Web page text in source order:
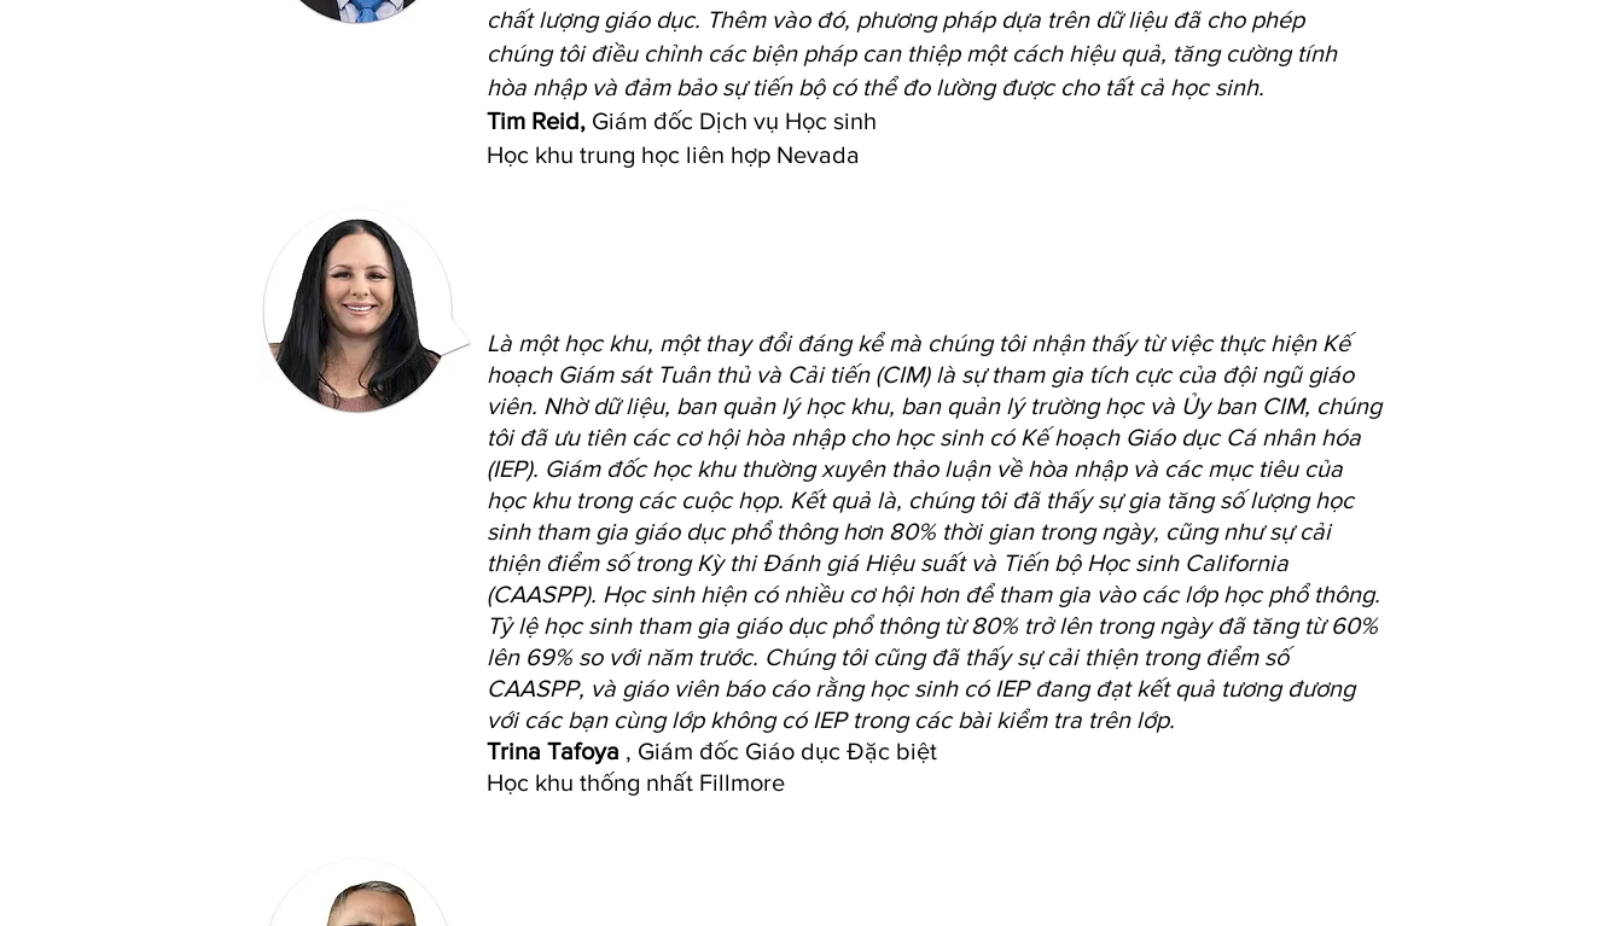
chất lượng giáo dục. Thêm vào đó, phương pháp dựa trên dữ liệu đã cho phép
chúng tôi điều chỉnh các biện pháp can thiệp một cách hiệu quả, tăng cường tính
hòa nhập và đảm bảo sự tiến bộ có thể đo lường được cho tất cả học sinh.
Tim Reid, Giám đốc Dịch vụ Học sinh
Học khu trung học liên hợp Nevada
Là một học khu, một thay đổi đáng kể mà chúng tôi nhận thấy từ việc thực hiện Kế
hoạch Giám sát Tuân thủ và Cải tiến (CIM) là sự tham gia tích cực của đội ngũ giáo
viên. Nhờ dữ liệu, ban quản lý học khu, ban quản lý trường học và Ủy ban CIM, chúng
tôi đã ưu tiên các cơ hội hòa nhập cho học sinh có Kế hoạch Giáo dục Cá nhân hóa
(IEP). Giám đốc học khu thường xuyên thảo luận về hòa nhập và các mục tiêu của
học khu trong các cuộc họp. Kết quả là, chúng tôi đã thấy sự gia tăng số lượng học
sinh tham gia giáo dục phổ thông hơn 80% thời gian trong ngày, cũng như sự cải
thiện điểm số trong Kỳ thi Đánh giá Hiệu suất và Tiến bộ Học sinh California
(CAASPP). Học sinh hiện có nhiều cơ hội hơn để tham gia vào các lớp học phổ thông.
Tỷ lệ học sinh tham gia giáo dục phổ thông từ 80% trở lên trong ngày đã tăng từ 60%
lên 69% so với năm trước. Chúng tôi cũng đã thấy sự cải thiện trong điểm số
CAASPP, và giáo viên báo cáo rằng học sinh có IEP đang đạt kết quả tương đương
với các bạn cùng lớp không có IEP trong các bài kiểm tra trên lớp.
Trina Tafoya , Giám đốc Giáo dục Đặc biệt
Học khu thống nhất Fillmore